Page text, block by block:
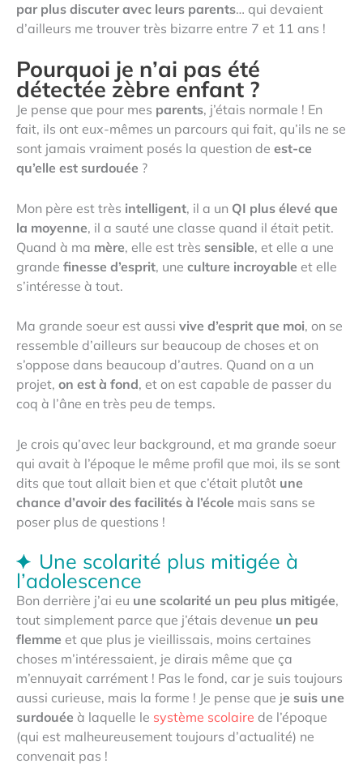
par plus discuter avec leurs parents… qui devaient
d’ailleurs me trouver très bizarre entre 7 et 11 ans !
Pourquoi je n’ai pas été
détectée zèbre enfant ?
Je pense que pour mes parents, j’étais normale ! En
fait, ils ont eux-mêmes un parcours qui fait, qu’ils ne se
sont jamais vraiment posés la question de est-ce
qu’elle est surdouée ?
Mon père est très intelligent, il a un QI plus élevé que
la moyenne, il a sauté une classe quand il était petit.
Quand à ma mère, elle est très sensible, et elle a une
grande finesse d’esprit, une culture incroyable et elle
s’intéresse à tout.
Ma grande soeur est aussi vive d’esprit que moi, on se
ressemble d’ailleurs sur beaucoup de choses et on
s’oppose dans beaucoup d’autres. Quand on a un
projet, on est à fond, et on est capable de passer du
coq à l’âne en très peu de temps.
Je crois qu’avec leur background, et ma grande soeur
qui avait à l’époque le même profil que moi, ils se sont
dits que tout allait bien et que c’était plutôt une
chance d’avoir des facilités à l’école mais sans se
poser plus de questions !
Une scolarité plus mitigée à
l’adolescence
Bon derrière j’ai eu une scolarité un peu plus mitigée,
tout simplement parce que j’étais devenue un peu
flemme et que plus je vieillissais, moins certaines
choses m’intéressaient, je dirais même que ça
m’ennuyait carrément ! Pas le fond, car je suis toujours
aussi curieuse, mais la forme ! Je pense que je suis une
surdouée à laquelle le système scolaire de l’époque
(qui est malheureusement toujours d’actualité) ne
convenait pas !